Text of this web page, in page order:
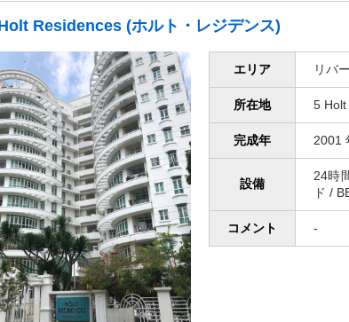
Residences (ホルト・レジデンス)
エリア リバ
所在地 5
完成年 2001
設備
24時
ド /
コメント -